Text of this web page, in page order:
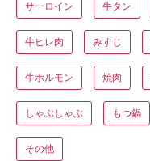
サーロイン 牛タン
牛ヒレ肉 みすじ
牛ホルモン 焼肉
しゃぶしゃぶ もつ鍋
その他